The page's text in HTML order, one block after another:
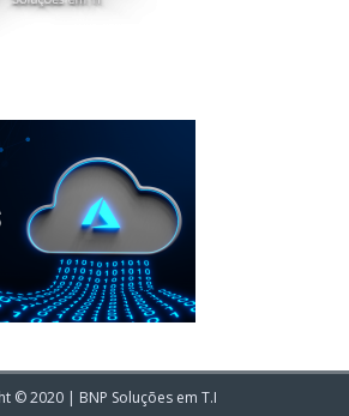
© 2020 | BNP Soluções em T.I